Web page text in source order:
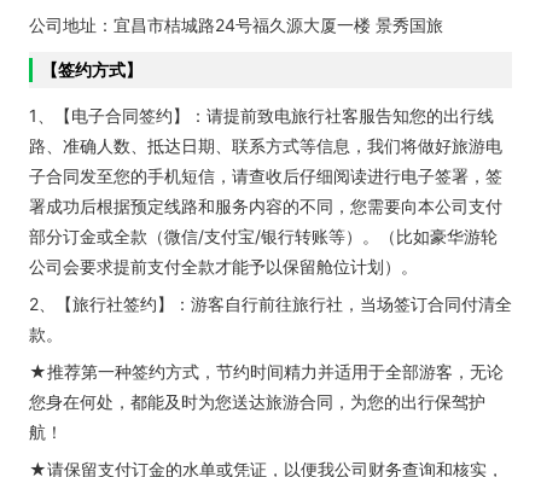
公司地址：宜昌市桔城路24号福久源大厦一楼 景秀国旅
【签约方式】
1、【电子合同签约】：请提前致电旅行社客服告知您的出行线
路、准确人数、抵达日期、联系方式等信息，我们将做好旅游电
子合同发至您的手机短信，请查收后仔细阅读进行电子签署，签
署成功后根据预定线路和服务内容的不同，您需要向本公司支付
部分订金或全款（微信/支付宝/银行转账等）。（比如豪华游轮
公司会要求提前支付全款才能予以保留舱位计划）。
2、【旅行社签约】：游客自行前往旅行社，当场签订合同付清全
款。
★推荐第一种签约方式，节约时间精力并适用于全部游客，无论
您身在何处，都能及时为您送达旅游合同，为您的出行保驾护
航！
★请保留支付订金的水单或凭证，以便我公司财务查询和核实，